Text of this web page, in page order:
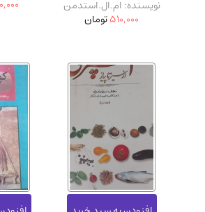
نویسنده: ام.ال.استدمن
510,000تومان